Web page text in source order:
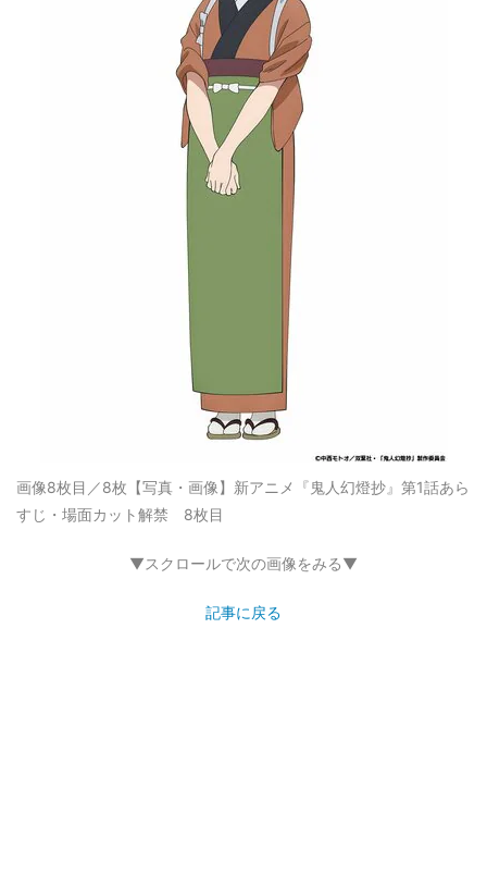
画像8枚目／8枚 【写真・画像】新アニメ『鬼人幻燈抄』第1話あら
すじ・場面カット解禁 8枚目
▼スクロールで次の画像をみる▼
記事に戻る